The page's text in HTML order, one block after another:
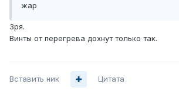
жар
Зря.
Винты от перегрева дохнут только так.
Вставить ник Цитата